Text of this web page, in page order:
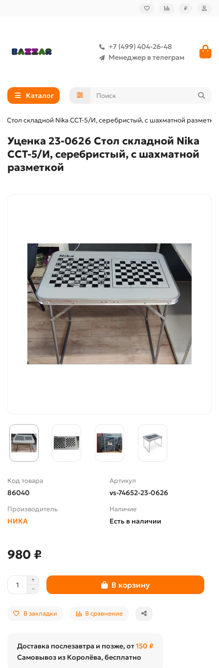
₽
+7 (499) 404-26-48
Менеджер в телеграм
Каталог
Стол складной Nika ССТ-5/И, серебристый, с шахматной
Уценка 23-0626 Стол складной Nika
ССТ-5/И, серебристый, с шахматной
разметкой
Код товара
86040
Артикул
vs-74652-23-0626
Производитель
НИКА
Наличие
Есть в наличии
980 ₽
В корзину
В закладки В сравнение
Доставка послезавтра и позже, от150 ₽
Самовывоз из Королёва, бесплатно